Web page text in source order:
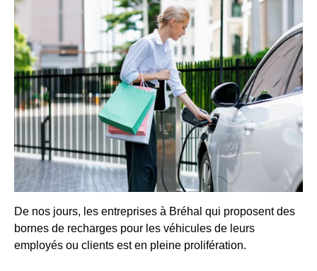
De nos jours, les entreprises à Bréhal qui proposent des
bornes de recharges pour les véhicules de leurs
employés ou clients est en pleine prolifération.